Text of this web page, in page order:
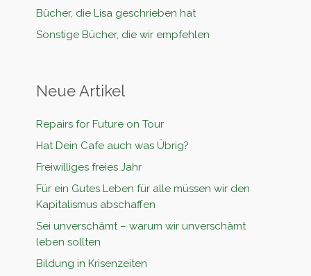
Bücher, die Lisa geschrieben hat
Sonstige Bücher, die wir empfehlen
Neue Artikel
Repairs for Future on Tour
Hat Dein Cafe auch was Übrig?
Freiwilliges freies Jahr
Für ein Gutes Leben für alle müssen wir den
Kapitalismus abschaffen
Sei unverschämt – warum wir unverschämt
leben sollten
Bildung in Krisenzeiten